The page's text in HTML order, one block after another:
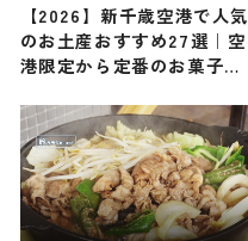
【2026】新千歳空港で人気
のお土産おすすめ27選｜空
港限定から定番のお菓子や
き用まで幅広く紹介